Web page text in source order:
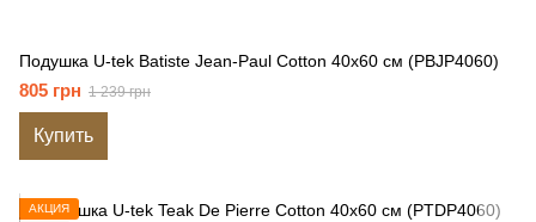
Подушка U-tek Batiste Jean-Paul Cotton 40x60 см (PBJP4060)
805 грн 1 239 грн
Купить
АКЦИЯ